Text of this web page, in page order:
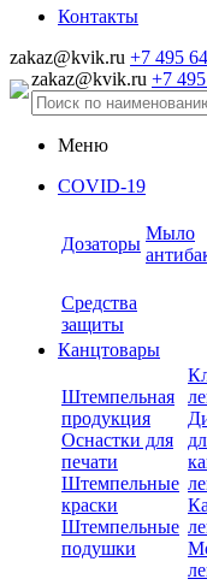
Контакты
zakaz@kvik.ru +7 495
zakaz@kvik.ru +7
Меню
COVID-19
Дозаторы
Мыло
Средства
защиты
Канцтовары
Штемпельная
продукция
Оснастки для
печати
Штемпельные
краски
Штемпельные
подушки